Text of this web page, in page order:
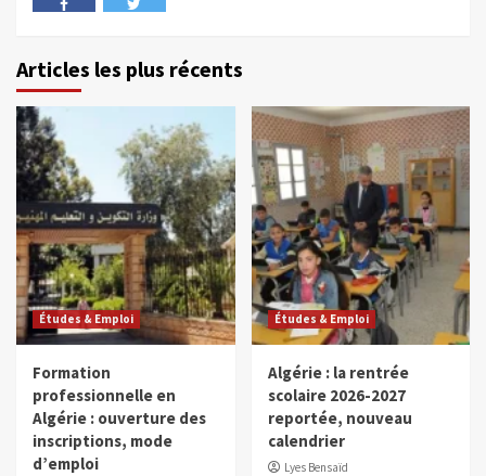
Articles les plus récents
Études & Emploi
Formation
professionnelle en
Algérie : ouverture des
inscriptions, mode
d’emploi
Études & Emploi
Algérie : la rentrée
scolaire 2026-2027
reportée, nouveau
calendrier
Lyes Bensaïd